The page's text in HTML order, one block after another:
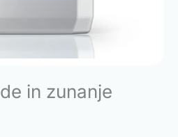
in zunanje